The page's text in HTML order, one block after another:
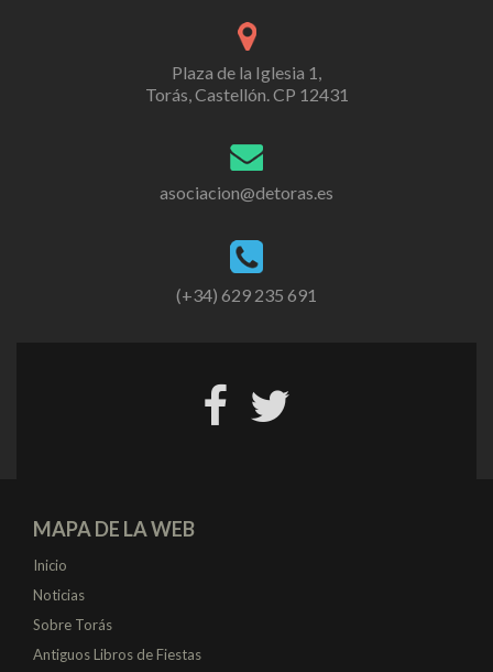
Plaza de la Iglesia 1,
Torás, Castellón. CP 12431
asociacion@detoras.es
(+34) 629 235 691
MAPA DE LA WEB
Inicio
Noticias
Sobre Torás
Antiguos Libros de Fiestas